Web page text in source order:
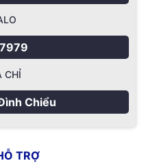
CHỈ
Chiểu
TRỢ